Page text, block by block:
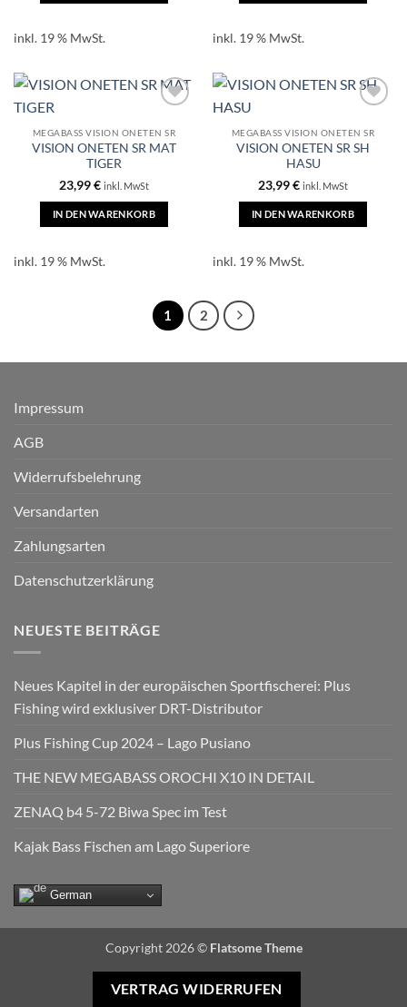
inkl. 19 % MwSt. inkl. 19 % MwSt.
MEGABASS VISION ONETEN SR
VISION ONETEN SR MAT
TIGER
23,99€ inkl. MwSt
IN DEN WARENKORB
inkl. 19 % MwSt.
MEGABASS VISION ONETEN SR
VISION ONETEN SR SH
HASU
23,99€ inkl. MwSt
IN DEN WARENKORB
inkl. 19 % MwSt.
1 2
Impressum
AGB
Widerrufsbelehrung
Versandarten
Zahlungsarten
Datenschutzerklärung
NEUESTE BEITRÄGE
Neues Kapitel in der europäischen Sportfischerei: Plus
Fishing wird exklusiver DRT-Distributor
Plus Fishing Cup 2024 – Lago Pusiano
THE NEW MEGABASS OROCHI X10 IN DETAIL
ZENAQ b4 5-72 Biwa Spec im Test
Kajak Bass Fischen am Lago Superiore
German
Copyright 2026 © Flatsome Theme
VERTRAG WIDERRUFEN